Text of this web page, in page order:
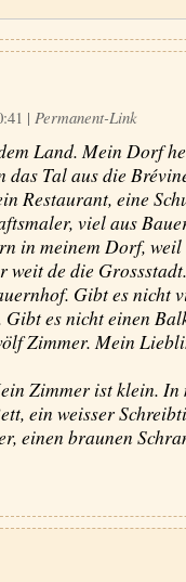
| Permanent-Link
Land. Mein Dorf
Tal aus die
Restaurant, eine
viel aus
in meinem Dorf, weil
weit de die Grossstadt.
Gibt es nicht
Gibt es nicht einen
Zimmer. Mein
Zimmer ist klein. In
ein weisser
einen braunen